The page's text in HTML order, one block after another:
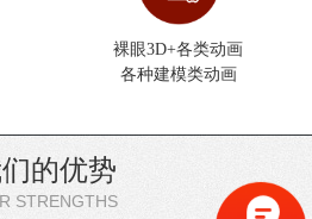
裸眼3D+各类动画
各种建模类动画
的优势
STRENGTHS